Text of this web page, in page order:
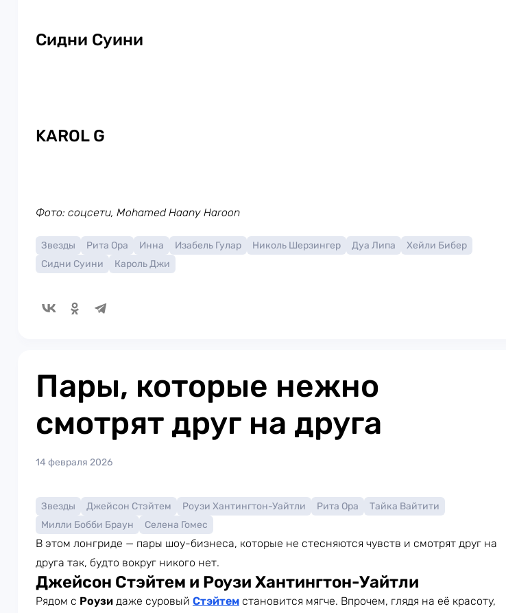
Сидни Суини
KAROL G
Фото: соцсети, Mohamed Haany Haroon
Звезды Рита Ора Инна Изабель Гулар Николь Шерзингер Дуа Липа
Хейли Бибер
Сидни Суини
Кароль Джи
Пары, которые нежно
смотрят друг на друга
14 февраля 2026
Звезды Джейсон Стэйтем Роузи Хантингтон-Уайтли Рита Ора
Тайка Вайтити
Милли Бобби Браун
Селена Гомес
В этом лонгриде — пары шоу-бизнеса, которые не стесняются чувств и смотрят друг на
друга так, будто вокруг никого нет.
Джейсон Стэйтем и Роузи Хантингтон-Уайтли
Рядом с Роузи даже суровый Стэйтем становится мягче. Впрочем, глядя на её красоту,